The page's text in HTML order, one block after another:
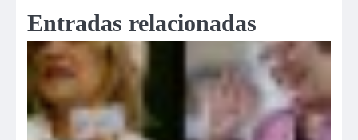
Entradas relacionadas